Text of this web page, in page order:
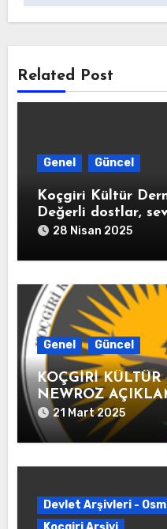
Related Post
Genel Güncel
Koçgiri Kültür
Değerli dostlar,
Yüzyıl Arşiv
tarihinde
28 Nisan 2025
Genel Güncel
KOÇGİRİ
NEWROZ
21 Mart 2025
Devlet Arşivleri -